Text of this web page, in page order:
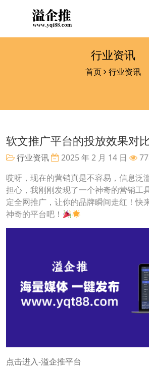
行业资讯
首页 行业资讯
软文推广平台的投放效果对
行业资讯 2025 年 2 月 14 日
哎呀，现在的营销真是不容易，信息泛
担心，我刚刚发现了一个神奇的营销工
定全网推广，让你的品牌瞬间走红！快
神奇的平台吧！
点击进入-溢企推平台